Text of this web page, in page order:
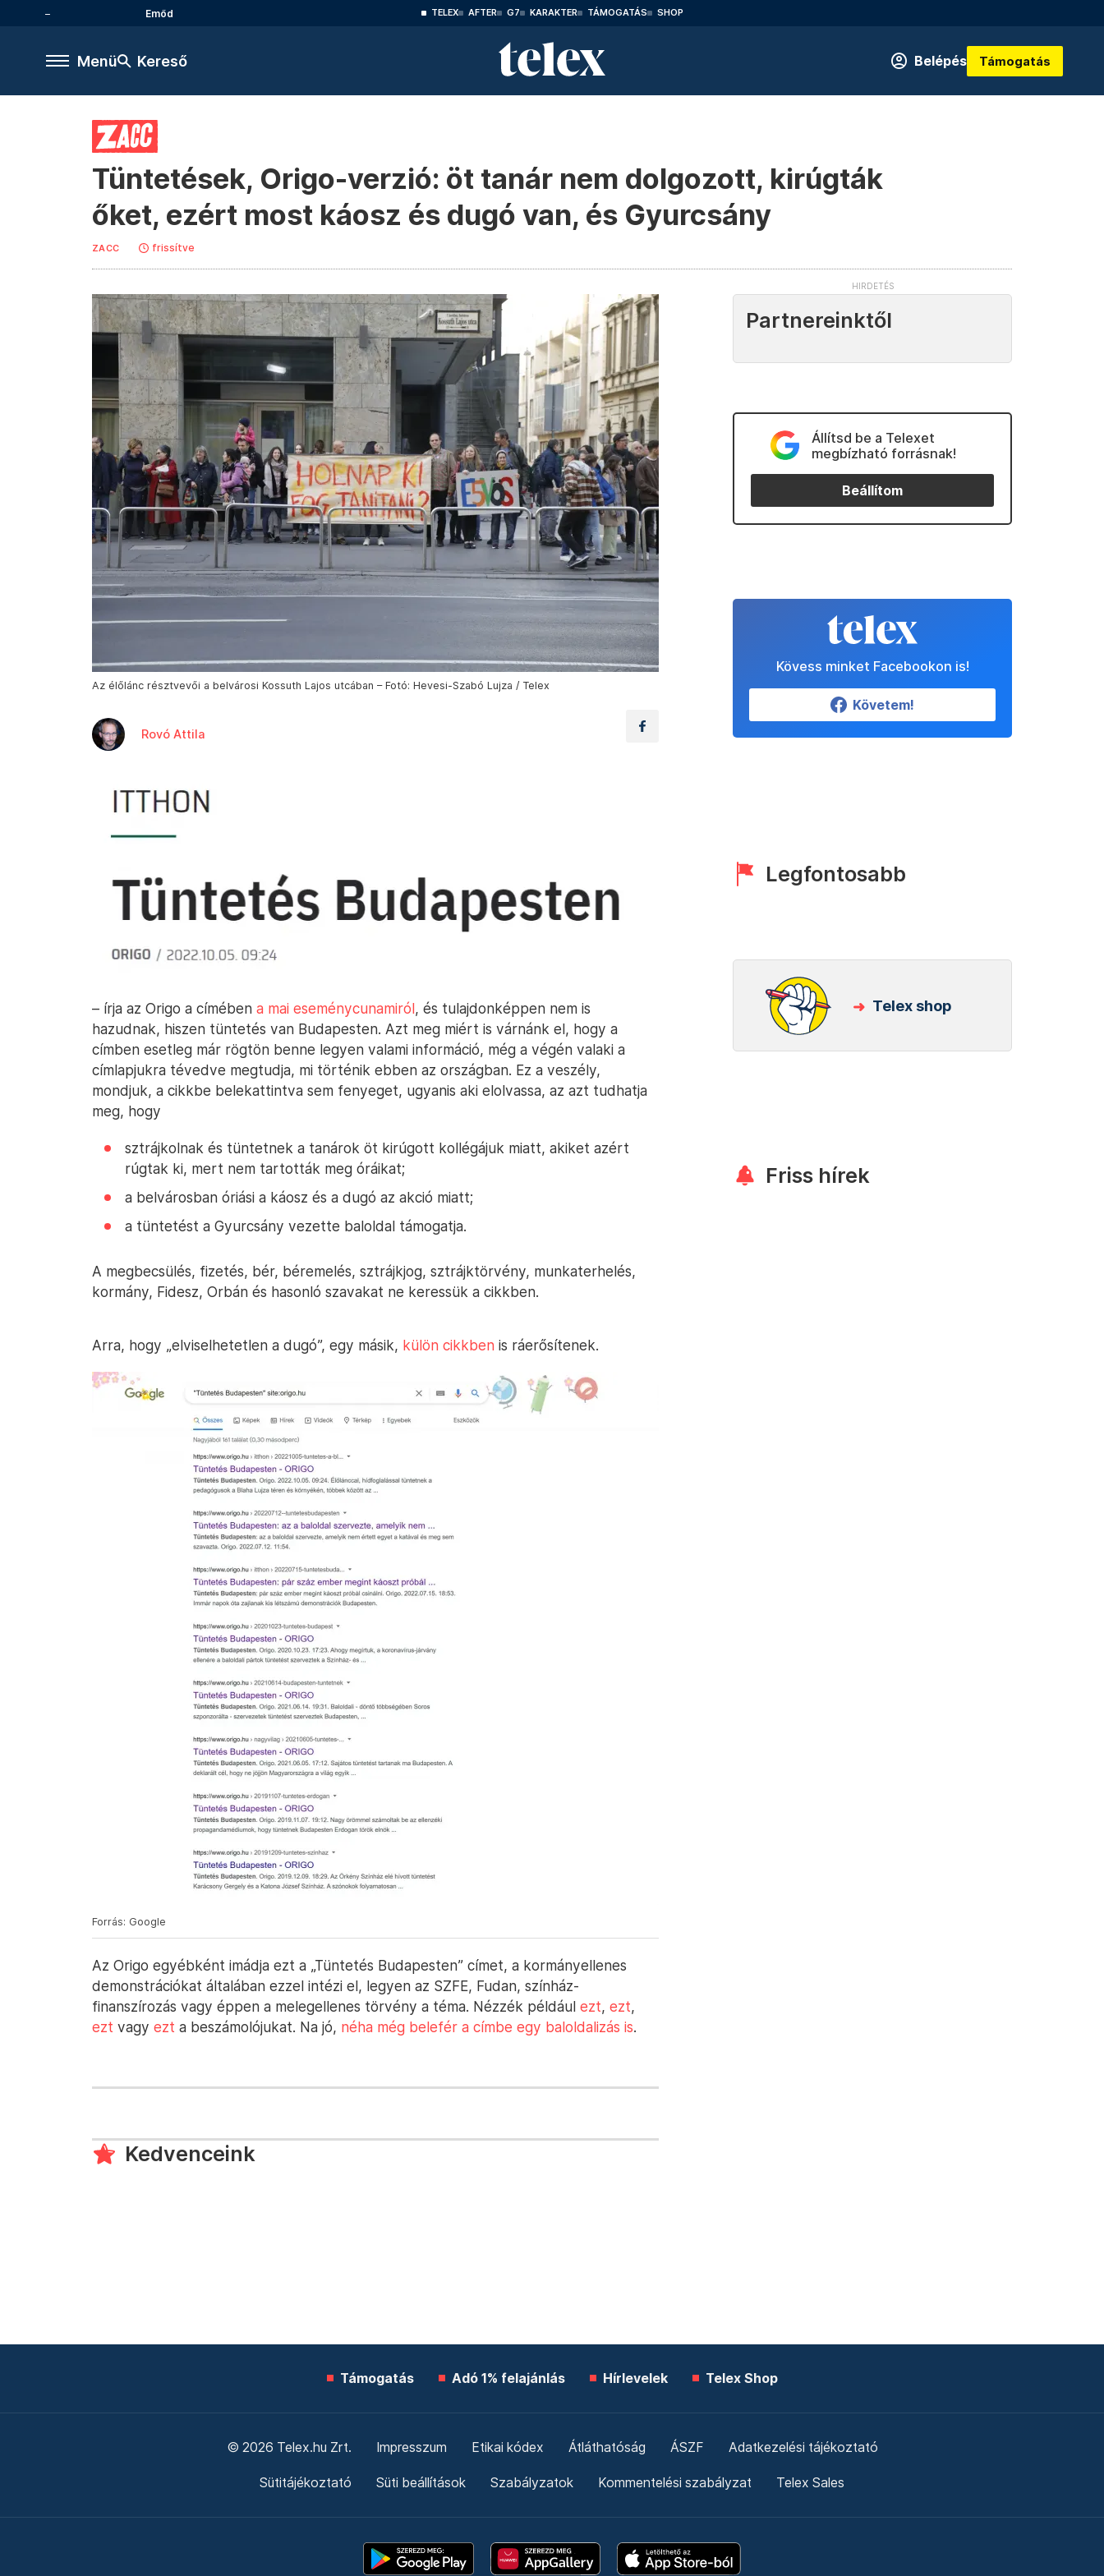
Emőd TELEX AFTER G7 KARAKTER TÁMOGATÁS SHOP
Menü Kereső Belépés Támogatás
Tüntetések, Origo-verzió: öt tanár nem dolgozott, kirúgták
őket, ezért most káosz és dugó van, és Gyurcsány
ZACC frissítve
Az élőlánc résztvevői a belvárosi Kossuth Lajos utcában – Fotó: Hevesi-Szabó Lujza / Telex
Rovó Attila
– írja az Origo a címében a mai eseménycunamiról, és tulajdonképpen nem is
hazudnak, hiszen tüntetés van Budapesten. Azt meg miért is várnánk el, hogy a
címben esetleg már rögtön benne legyen valami információ, még a végén valaki a
címlapjukra tévedve megtudja, mi történik ebben az országban. Ez a veszély,
mondjuk, a cikkbe belekattintva sem fenyeget, ugyanis aki elolvassa, az azt tudhatja
meg, hogy
sztrájkolnak és tüntetnek a tanárok öt kirúgott kollégájuk miatt, akiket azért
rúgtak ki, mert nem tartották meg óráikat;
a belvárosban óriási a káosz és a dugó az akció miatt;
a tüntetést a Gyurcsány vezette baloldal támogatja.
A megbecsülés, fizetés, bér, béremelés, sztrájkjog, sztrájktörvény, munkaterhelés,
kormány, Fidesz, Orbán és hasonló szavakat ne keressük a cikkben.
Arra, hogy „elviselhetetlen a dugó”, egy másik, külön cikkben is ráerősítenek.
Forrás: Google
Az Origo egyébként imádja ezt a „Tüntetés Budapesten” címet, a kormányellenes
demonstrációkat általában ezzel intézi el, legyen az SZFE, Fudan, színház-
finanszírozás vagy éppen a melegellenes törvény a téma. Nézzék például ezt, ezt,
ezt vagy ezt a beszámolójukat. Na jó, néha még belefér a címbe egy baloldalizás is.
Kedvenceink
Partnereinktől
Állítsd be a Telexet
megbízható forrásnak!
Beállítom
Kövess minket Facebookon is!
Követem!
Legfontosabb
Telex shop
Friss hírek
Támogatás Adó 1% felajánlás Hírlevelek Telex Shop
© 2026 Telex.hu Zrt. Impresszum Etikai kódex Átláthatóság ÁSZF Adatkezelési tájékoztató
Sütitájékoztató Süti beállítások Szabályzatok Kommentelési szabályzat Telex Sales